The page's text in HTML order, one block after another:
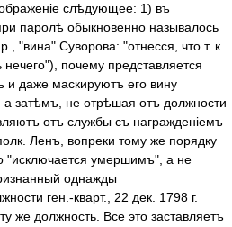
слѣдующее: 1) въ
паролѣ обыкновенно называлось
"вина" Суворова: "отнесся, что т. к.
почему представляется
даже маскируютъ его вину
а затѣмъ, не отрѣшая отъ должности
отъ службы съ награжденіемъ
Ленъ, вопреки тому же порядку
"исключается умершимъ", а не
однажды
ген.-кварт., 22 дек. 1798 г.
же должность. Все это заставляетъ